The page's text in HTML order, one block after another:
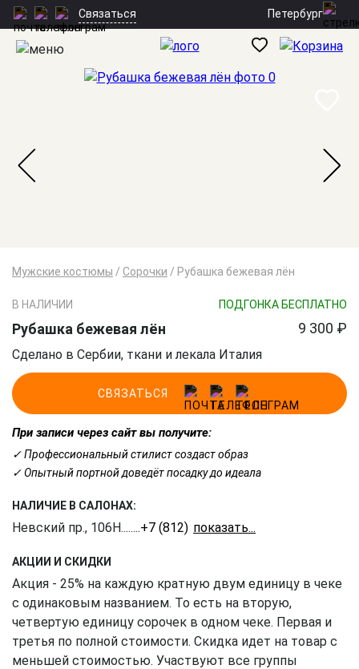
Связаться Петербург
Мужские костюмы / Сорочки / Рубашка бежевая лён
В НАЛИЧИИ ПОДГОНКА БЕСПЛАТНО
Рубашка бежевая лён 9 300 ₽
Сделано в Сербии, ткани и лекала Италия
СВЯЗАТЬСЯ
При записи через сайт вы получите:
✓ Профессиональный стилист создаст образ
✓ Опытный портной доведёт посадку до идеала
НАЛИЧИЕ В САЛОНАХ:
Невский пр., 106Н........+7 (812) 309-16-55
АКЦИИ И СКИДКИ
Акция - 25% на каждую кратную двум единицу в чеке
с одинаковым названием. То есть на вторую,
четвертую единицу сорочек в одном чеке. Первая и
третья по полной стоимости. Скидка идет на товар с
меньшей стоимостью. Участвуют все группы